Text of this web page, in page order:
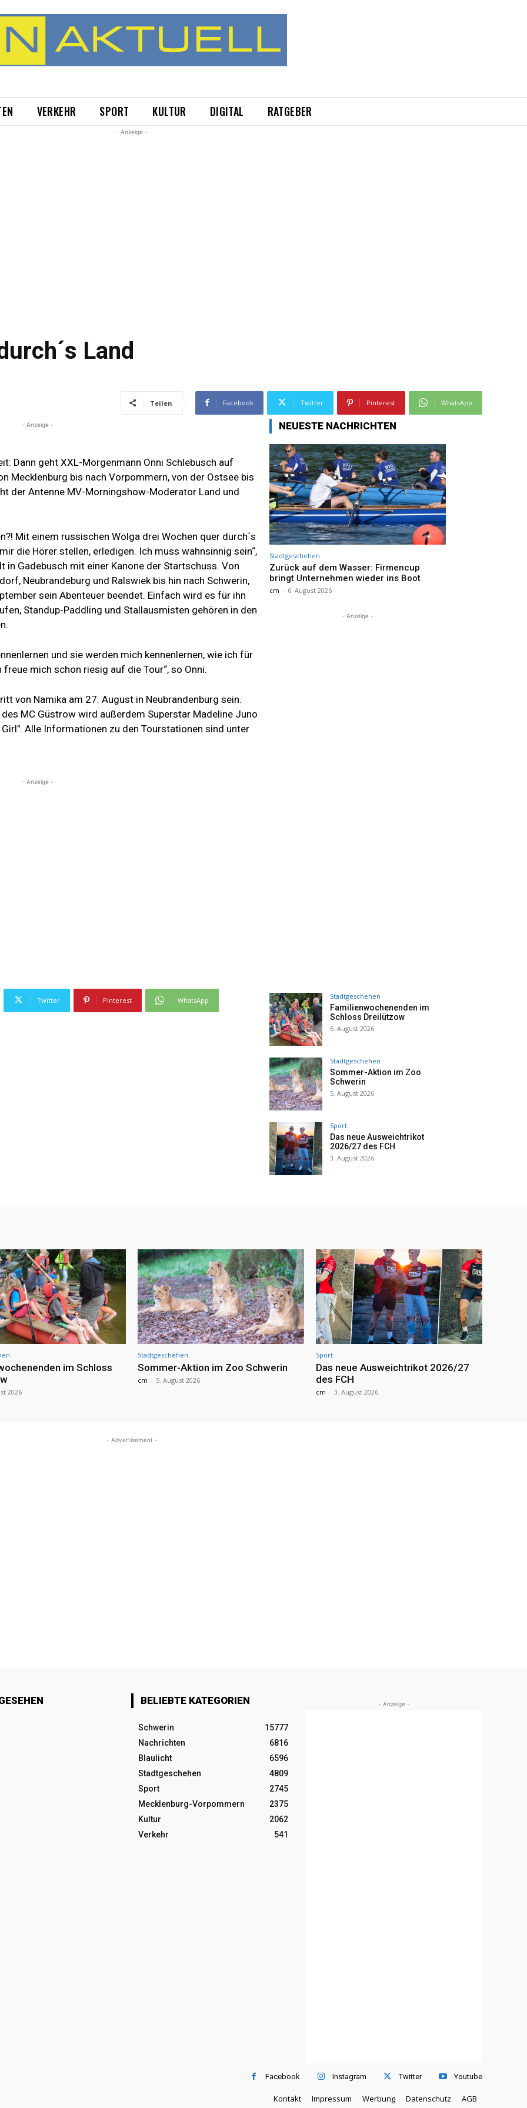
VERKEHR SPORT KULTUR DIGITAL RATGEBER
- Anzeige -
Land
Teilen Facebook Twitter Pinterest WhatsApp
- Anzeige -
Dann geht XXL-Morgenmann Onni Schlebusch auf
Mecklenburg bis nach Vorpommern, von der Ostsee bis
der Antenne MV-Morningshow-Moderator Land und
Mit einem russischen Wolga drei Wochen quer durch´s
die Hörer stellen, erledigen. Ich muss wahnsinnig sein“,
in Gadebusch mit einer Kanone der Startschuss. Von
Neubrandeburg und Ralswiek bis hin nach Schwerin,
sein Abenteuer beendet. Einfach wird es für ihn
Standup-Paddling und Stallausmisten gehören in den
und sie werden mich kennenlernen, wie ich für
mich schon riesig auf die Tour“, so Onni.
von Namika am 27. August in Neubrandenburg sein.
MC Güstrow wird außerdem Superstar Madeline Juno
Alle Informationen zu den Tourstationen sind unter
- Anzeige -
Twitter Pinterest WhatsApp
NEUESTE NACHRICHTEN
Stadtgeschehen
Zurück auf dem Wasser: Firmencup
bringt Unternehmen wieder ins Boot
cm - 6. August 2026
- Anzeige -
Stadtgeschehen
Familienwochenenden im
Schloss Dreilützow
6. August 2026
Stadtgeschehen
Sommer-Aktion im Zoo
Schwerin
5. August 2026
Sport
Das neue Ausweichtrikot
2026/27 des FCH
3. August 2026
im Schloss
2026
Stadtgeschehen
Sommer-Aktion im Zoo Schwerin
cm - 5. August 2026
Sport
Das neue Ausweichtrikot 2026/27
des FCH
cm - 3. August 2026
- Advertisement -
BELIEBTE KATEGORIEN
Schwerin
15777
Nachrichten
6816
Blaulicht
6596
Stadtgeschehen
4809
Sport
2745
Mecklenburg-Vorpommern
2375
Kultur
2062
Verkehr
541
- Anzeige -
Facebook Instagram Twitter Youtube
Kontakt Impressum Werbung Datenschutz AGB